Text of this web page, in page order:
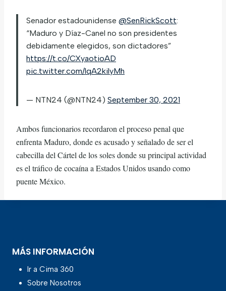
Senador estadounidense @SenRickScott:
“Maduro y Díaz-Canel no son presidentes
debidamente elegidos, son dictadores”
https://t.co/CXyaotioAD
pic.twitter.com/lqA2kilyMh
— NTN24 (@NTN24) September 30, 2021
Ambos funcionarios recordaron el proceso penal que
enfrenta Maduro, donde es acusado y señalado de ser el
cabecilla del Cártel de los soles donde su principal actividad
es el tráfico de cocaína a Estados Unidos usando como
puente México.
MÁS INFORMACIÓN
Ir a Cima 360
Sobre Nosotros